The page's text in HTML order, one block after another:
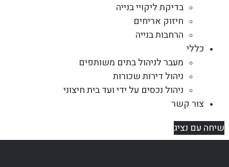
בדיקת ליקויי בנייה
חיזוק אריחים
הרחבות בנייה
כללי
מעבר לניהול בתים משותפים
ניהול דירות שכורות
ניהול נכסים על ידי ועד בית חיצוני
צור קשר
שיחה עם נציג